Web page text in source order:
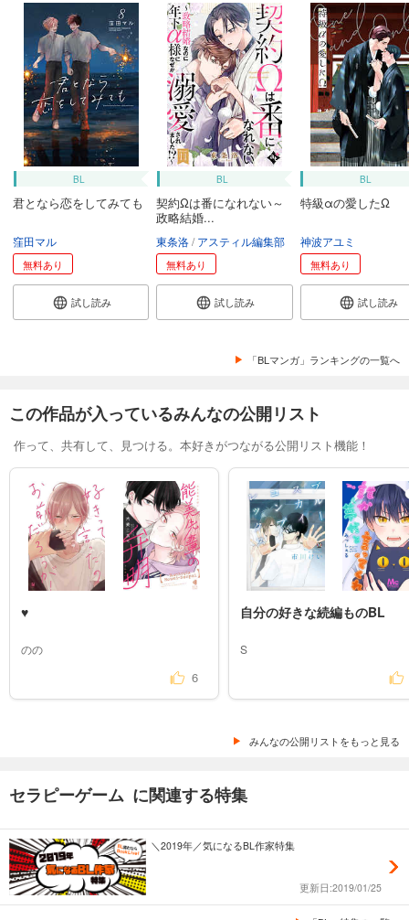
BL
君となら恋をしてみても
窪田マル
無料あり
試し読み
BL
契約Ωは番になれない～
政略結婚...
東条洛 アスティル編集部
無料あり
試し読み
BL
特級αの愛したΩ
神波アユミ
無料あり
試し読み
「BLマンガ」ランキングの一覧へ
この作品が入っているみんなの公開リスト
作って、共有して、見つける。本好きがつながる公開リスト機能！
♥
のの
6
自分の好きな続編ものBL
S
みんなの公開リストをもっと見る
セラピーゲーム に関連する特集
＼2019年／気になるBL作家特集
更新日:2019/01/25